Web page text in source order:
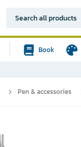
Book
Pen & accessories